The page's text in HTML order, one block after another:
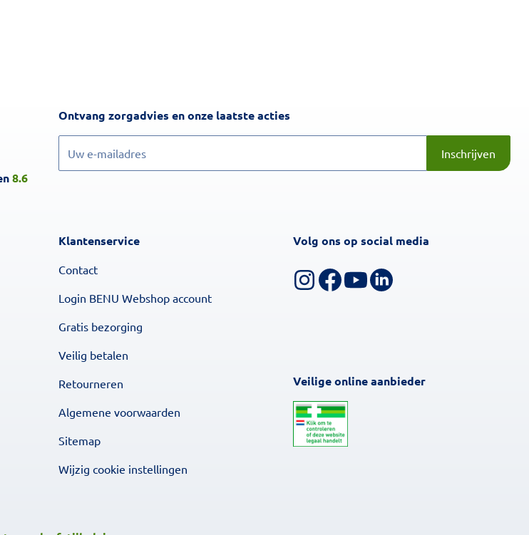
8.6
Ontvang zorgadvies en onze laatste actiesInschrijven
Inschrijven
Klantenservice
Contact
Login BENU Webshop account
Gratis bezorging
Veilig betalen
Retourneren
Algemene voorwaarden
Sitemap
Wijzig cookie instellingen
Volg ons op social media
Volg ons op Instagram
Volg ons op Facebook
Bekijk ons YouTube-kanaal
Veilige online aanbieder